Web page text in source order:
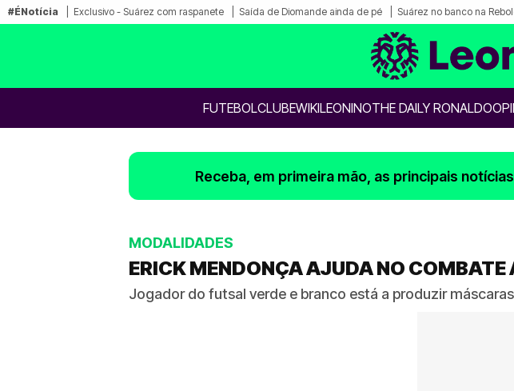
#ÉNotícia Exclusivo - Suárez com raspanete Saída de Diomande ainda de pé Suárez no banco na
FUTEBOLCLUBEWIKILEONINOTHE DAILY RONALDO
Receba, em primeira mão, as principais
MODALIDADES
ERICK MENDONÇA AJUDA NO
Jogador do futsal verde e branco está a produzir